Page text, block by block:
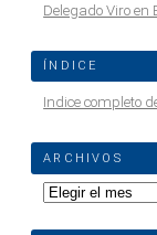
Delegado Viro en
ÍNDICE
Indice completo
ARCHIVOS
Archivos